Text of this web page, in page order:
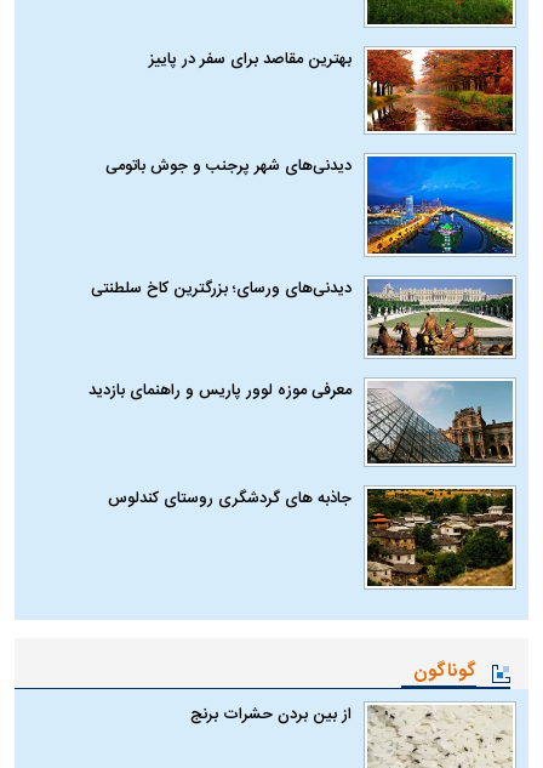
بهترین مقاصد برای سفر در پاییز
دیدنی‌های شهر پرجنب و جوش باتومی
دیدنی‌های ورسای؛ بزرگترین کاخ سلطنتی
معرفی موزه لوور پاریس و راهنمای بازدید
جاذبه های گردشگری روستای کندلوس
گوناگون
از بین بردن حشرات برنج